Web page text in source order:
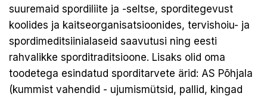
suuremaid spordiliite ja -seltse, sporditegevust
koolides ja kaitseorganisatsioonides, tervishoiu- ja
spordimeditsiinialaseid saavutusi ning eesti
rahvalikke sporditraditsioone. Lisaks olid oma
toodetega esindatud sporditarvete ärid: AS Põhjala
(kummist vahendid - ujumismütsid, pallid, kingad